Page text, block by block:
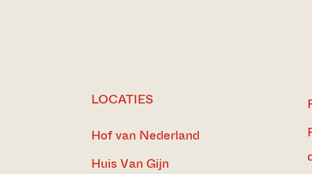
LOCATIES
Hof van Nederland
Huis Van Gijn